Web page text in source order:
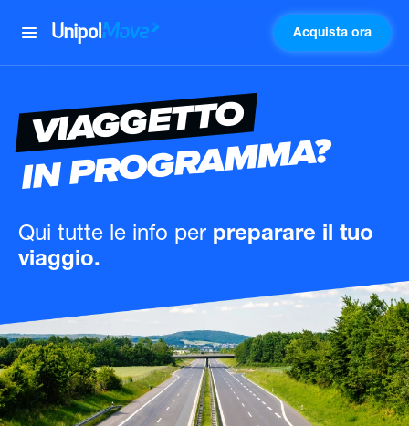
UnipolMove Acquista ora
VIAGGETTO
IN PROGRAMMA?
Qui tutte le info per preparare il tuo
viaggio.